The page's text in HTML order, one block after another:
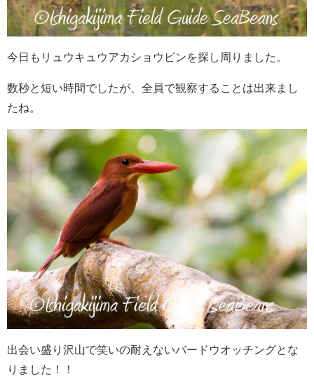
今日もリュウキュウアカショウビンを探し周りました。
数秒と短い時間でしたが、全員で観察することは出来まし
たね。
出会い盛り沢山で笑いの耐えないバードウオッチングとな
りました！！